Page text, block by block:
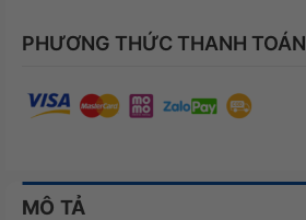
PHƯƠNG THỨC THANH TOÁN
MÔ TẢ